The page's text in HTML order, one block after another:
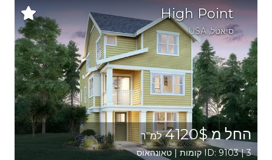
High Point
סיאטל,
USA
החל מ 4120$ למ"ר
ID: 9103 | 3 קומות | טאונהאוס